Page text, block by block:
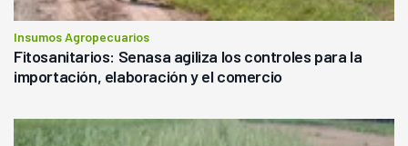
Insumos Agropecuarios
Fitosanitarios: Senasa agiliza los controles para la
importación, elaboración y el comercio